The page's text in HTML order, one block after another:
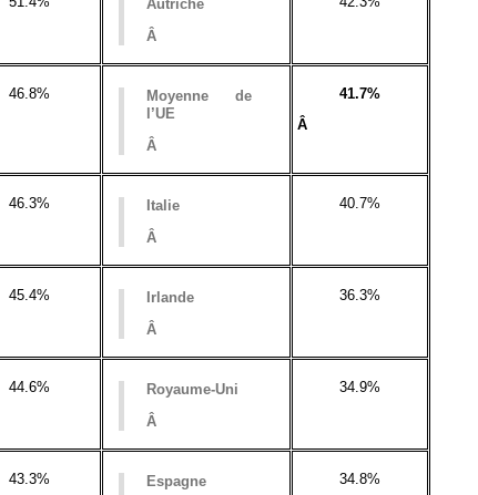
Autriche
Â
46.8%
Moyenne de
l’UE
Â
41.7%
Â
46.3% Italie
Â
40.7%
45.4% Irlande
Â
36.3%
44.6% Royaume-Uni
Â
34.9%
43.3% Espagne 34.8%